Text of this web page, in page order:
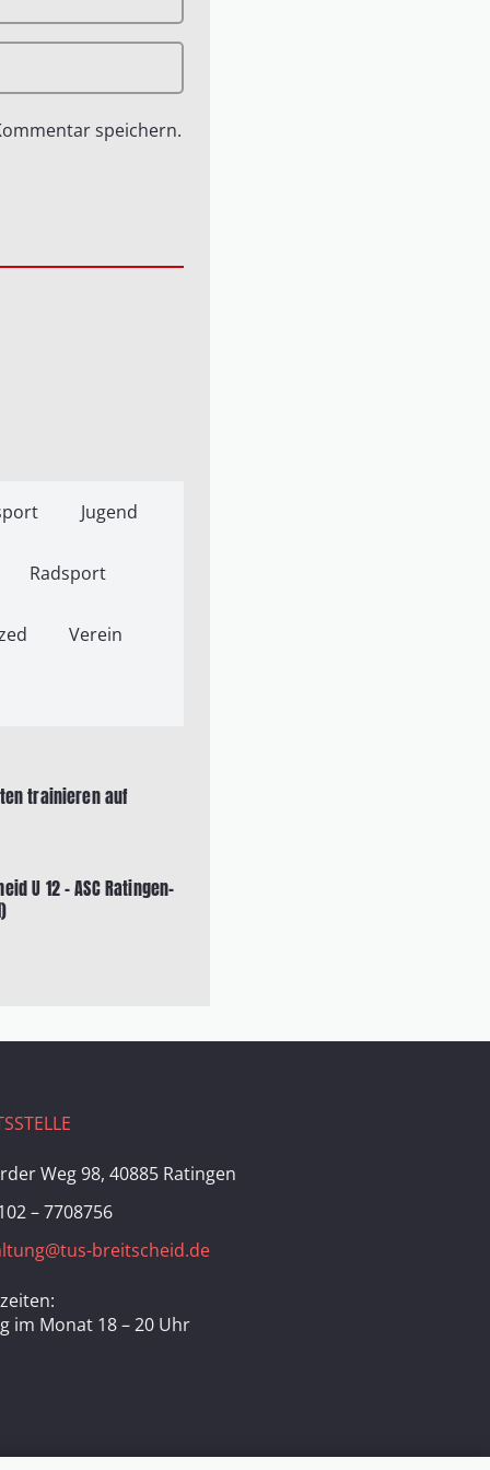
speichern.
Jugend
Radsport
Verein
trainieren auf
U 12 – ASC Ratingen-
Weg 98, 40885 Ratingen
– 7708756
breitscheid.de
im Monat 18 – 20 Uhr